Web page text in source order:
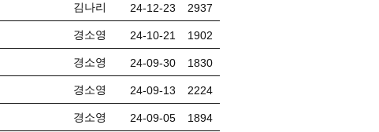
김나리 24-12-23 2937
경소영 24-10-21 1902
경소영 24-09-30 1830
경소영 24-09-13 2224
경소영 24-09-05 1894